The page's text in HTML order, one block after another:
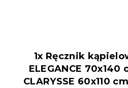
1x Ręcznik
ELEGANCE 70x140
CLARYSSE 60x110